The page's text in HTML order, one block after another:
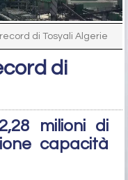
di Tosyali Algerie
di
milioni di
capacità